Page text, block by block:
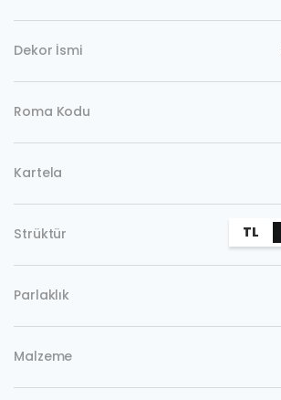
Dekor İsmi
Roma Kodu
Kartela
Strüktür TL
Parlaklık
Malzeme